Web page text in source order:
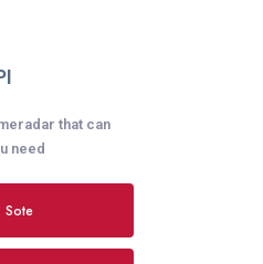
that can
need
Sote